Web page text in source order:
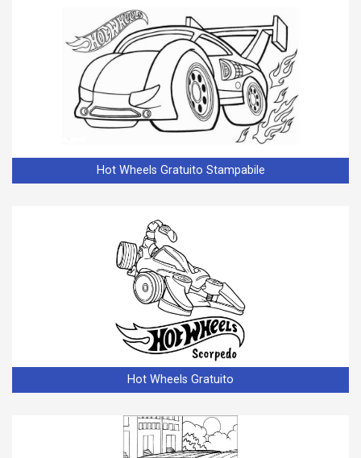
Hot Wheels Gratuito Stampabile
Hot Wheels Gratuito